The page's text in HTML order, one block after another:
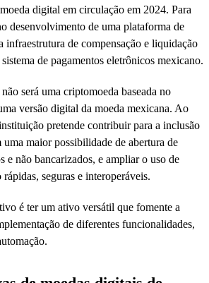
digital em circulação em 2024. Para
desenvolvimento de uma plataforma de
infraestrutura de compensação e liquidação
de pagamentos eletrônicos mexicano.
será uma criptomoeda baseada no
versão digital da moeda mexicana. Ao
pretende contribuir para a inclusão
maior possibilidade de abertura de
e não bancarizados, e ampliar o uso de
seguras e interoperáveis.
é ter um ativo versátil que fomente a
de diferentes funcionalidades,